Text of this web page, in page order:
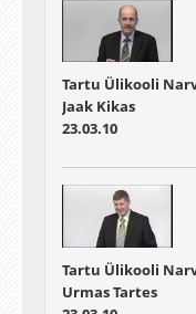
Tartu Ülikooli
Jaak Kikas
23.03.10
Tartu Ülikooli
Urmas Tartes